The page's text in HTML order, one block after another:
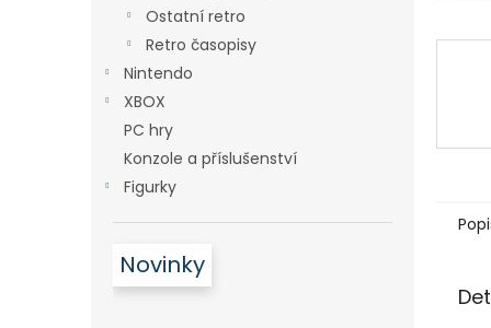
Ostatní retro
Retro časopisy
Nintendo
XBOX
PC hry
Konzole a příslušenství
Figurky
Novinky